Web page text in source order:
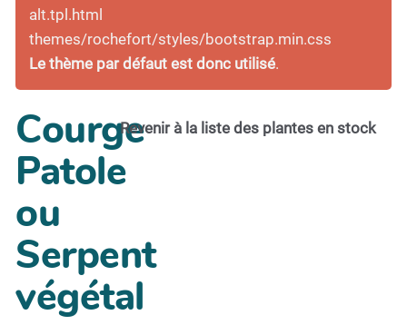
alt.tpl.html
themes/rochefort/styles/bootstrap.min.css
Le thème par défaut est donc utilisé.
Revenir à la liste des plantes en stock
Courge
Patole
ou
Serpent
végétal